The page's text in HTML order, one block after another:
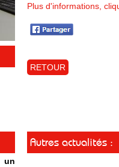
Plus d'informations,
RETOUR
un
Autres actualités :